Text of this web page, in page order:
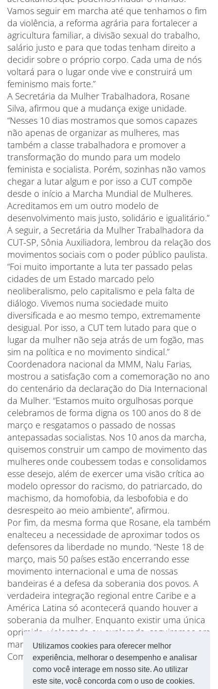
Utilizamos cookies para oferecer melhor
experiência, melhorar o desempenho e analisar
como você interage em nosso site. Ao utilizar
este site, você concorda com o uso de cookies.
Vamos seguir em marcha até que tenhamos o fim
da violência, a reforma agrária para fortalecer a
agricultura familiar, a divisão sexual do trabalho,
salário justo e para que todas tenham direito a
decidir sobre o próprio corpo. Cada uma de nós
voltará para o lugar onde vive e construirá um
feminismo mais forte.”
A Secretária da Mulher Trabalhadora, Rosane
Silva, afirmou que a mudança exige unidade.
“Nesses 10 dias mostramos que somos capazes
não apenas de organizar as mulheres, mas
também a classe trabalhadora e promover a
transformação do mundo para um modelo
feminista e socialista. Porém, sozinhas não vamos
chegar a lutar algum e por isso a CUT compõe
desde o início a Marcha Mundial de Mulheres.
Acreditamos em um outro modelo de
desenvolvimento mais justo, solidário e igualitário.”
A seguir, a Secretária da Mulher Trabalhadora da
CUT-SP, Sônia Auxiliadora, lembrou da relação dos
movimentos sociais com o poder público paulista.
“Foi muito importante a luta ter passado pelas
cidades de um Estado marcado pelo
neoliberalismo, pelo capitalismo e pela falta de
diálogo. Vivemos numa sociedade muito
diversificada e ao mesmo tempo, extremamente
desigual. Por isso, a CUT tem lutado para que o
lugar da mulher não seja atrás de um fogão, mas
sim na política e no movimento sindical.”
Coordenadora nacional da MMM, Nalu Farias,
mostrou a satisfação com a comemoração no ano
do centenário da declaração do Dia Internacional
da Mulher. “Estamos muito orgulhosas porque
celebramos de forma digna os 100 anos do 8 de
março e resgatamos o passado de nossas
antepassadas socialistas. Nos 10 anos da marcha,
quisemos construir um campo de movimento das
mulheres onde coubessem todas e consolidamos
esse desejo, além de exercer uma visão crítica ao
modelo opressor do racismo, do patriarcado, do
machismo, da homofobia, da lesbofobia e do
desrespeito ao meio ambiente”, afirmou.
Por fim, da mesma forma que Rosane, ela também
enalteceu a necessidade de aproximar todos os
defensores da liberdade no mundo. “Neste 18 de
março, mais 50 países estão encerrando esse
movimento internacional e uma de nossas
bandeiras é a defesa da soberania dos povos. A
verdadeira integração regional entre Caribe e a
América Latina só acontecerá quando houver a
soberania da mulher. Enquanto existir uma única
oprimida, violentada ou explorada, seguiremos em
marcha.”
Com informações do site da CUT-DF